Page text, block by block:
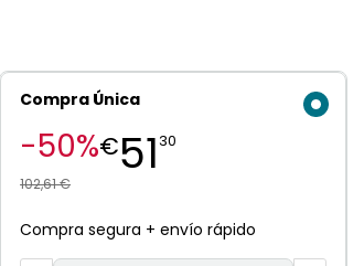
Compra Única
-50%€5130
102,61 €
Compra segura + envío rápido